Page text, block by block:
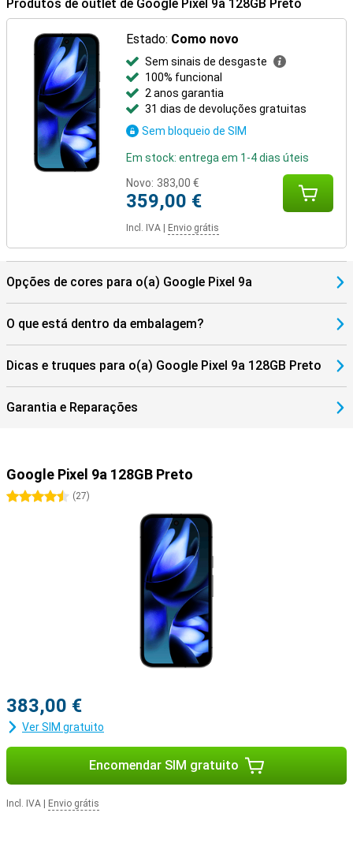
À prova de futuro
actualizações de software regulares, funcionalidades de IA
inteligentes e hardware potente, o seu dispositivo manter-se-á
rápido e fiável durante muitos anos. Quer tenha um dia de trabalho
produtivo ou crie conteúdos criativos, este Pixel vai ajudá-lo em
todos os momentos do dia. Está à procura de um smartphone
ainda mais completo? Então veja o Google Pixel 9 Pro.
Produtos de outlet de Google Pixel 9a 128GB Preto
Estado: Como novo
Sem sinais de desgaste
100% funcional
2 anos garantia
31 dias de devoluções gratuitas
Sem bloqueio de SIM
Em stock: entrega em 1-4 dias úteis
Novo: 383,00 €
359,00 €
Incl. IVA Envio grátis
Opções de cores para o(a) Google Pixel 9a
O que está dentro da embalagem?
Dicas e truques para o(a) Google Pixel 9a 128GB Preto
Garantia e Reparações
Google Pixel 9a 128GB Preto
4.5 estrelas
(27)
383,00 €
Ver SIM gratuito
Encomendar SIM gratuito
Incl. IVA Envio grátis